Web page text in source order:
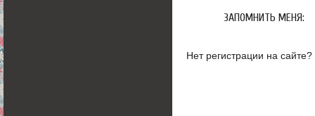
ЗАПОМНИТЬ МЕНЯ:
Нет регистрации на